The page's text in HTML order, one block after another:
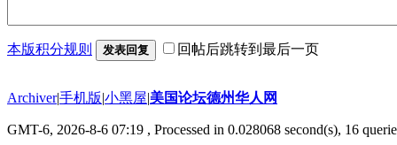
本版积分规则 发表回复 回帖后跳转到最后一页
Archiver|手机版|小黑屋|美国论坛德州华人网
GMT-6, 2026-8-6 07:19 , Processed in 0.028068 second(s), 16